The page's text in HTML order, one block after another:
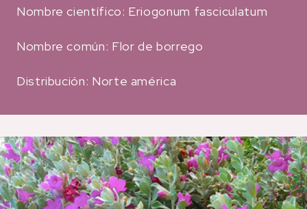
Nombre científico: Eriogonum fasciculatum
Nombre común: Flor de borrego
Distribución: Norte américa